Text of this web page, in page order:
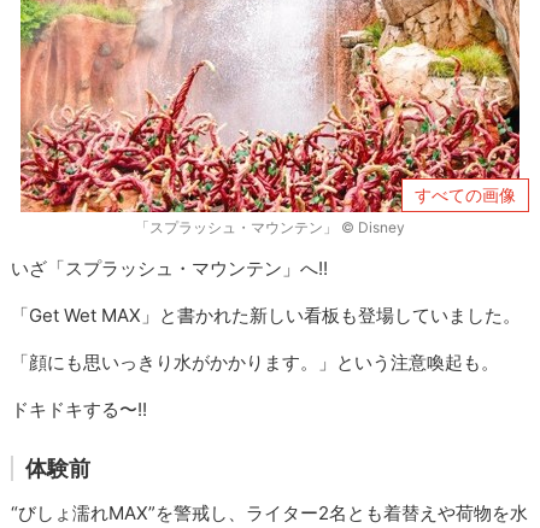
すべての画像
「スプラッシュ・マウンテン」 © Disney
いざ「スプラッシュ・マウンテン」へ!!
「Get Wet MAX」と書かれた新しい看板も登場していました。
「顔にも思いっきり水がかかります。」という注意喚起も。
ドキドキする〜!!
体験前
“びしょ濡れMAX”を警戒し、ライター2名とも着替えや荷物を水